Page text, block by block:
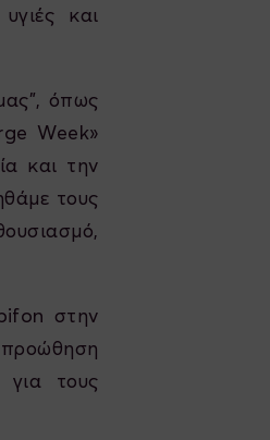
και
όπως
Week»
και την
τους
στην
για τους